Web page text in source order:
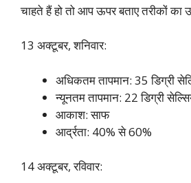
चाहते हैं हो तो आप ऊपर बताए तरीकों
13 अक्टूबर, शनिवार:
अधिकतम तापमान: 35 डिग्री
न्यूनतम तापमान: 22 डिग्री
आकाश: साफ
आर्द्रता: 40% से 60%
14 अक्टूबर, रविवार: